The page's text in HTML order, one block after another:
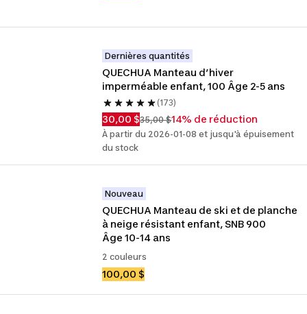
Dernières quantités
QUECHUA Manteau d’hiver
imperméable enfant, 100 Âge 2-5 ans
(173)
30,00 $35,00 $14% de réduction
À partir du 2026-01-08 et jusqu'à épuisement
du stock
Nouveau
QUECHUA Manteau de ski et de planche
à neige résistant enfant, SNB 900
Âge 10-14 ans
2 couleurs
100,00 $